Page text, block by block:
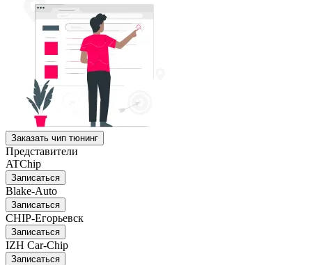
Заказать чип тюнинг
Представители
ATChip
Записаться
Blake-Auto
Записаться
CHIP-Егорьевск
Записаться
IZH Car-Chip
Записаться